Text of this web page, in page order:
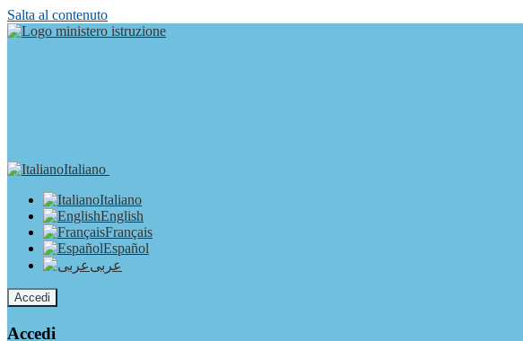
Salta al contenuto
Italiano
Italiano
English
Français
Español
عربى
Accedi
Accedi